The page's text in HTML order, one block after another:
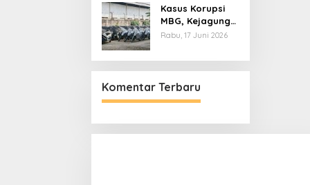
Diperbaiki
Kasus Korupsi
MBG, Kejagung
Periksa Gudang
Rabu, 17 Juni 2026
Komentar Terbaru